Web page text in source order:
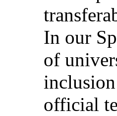
In our
of
official